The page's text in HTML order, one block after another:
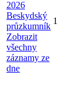
2026
Beskydský
průzkumník
Zobrazit
všechny
záznamy ze
dne
1